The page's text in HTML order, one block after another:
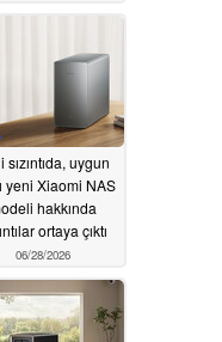
07/05/2026
sızıntıda, uygun
yeni Xiaomi NAS
hakkında
ortaya çıktı
06/28/2026